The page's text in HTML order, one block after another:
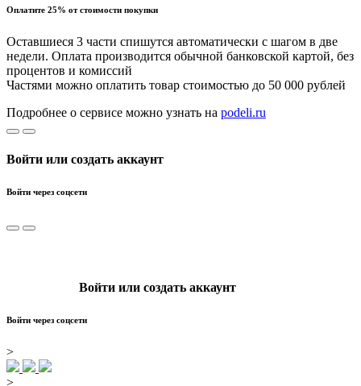
Оплатите 25% от стоимости покупки
Оставшиеся 3 части спишутся автоматически с шагом в две
недели. Оплата производится обычной банковской картой, без
процентов и комиссий
Частями можно оплатить товар стоимостью до 50 000 рублей
Подробнее о сервисе можно узнать на podeli.ru
Войти или создать аккаунт
Войти через соцсети
Войти или создать аккаунт
Войти через соцсети
>
>